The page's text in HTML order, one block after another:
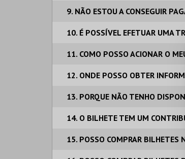
9. NÃO ESTOU A CONSEGUIR
10. É POSSÍVEL EFETUAR UMA
11. COMO POSSO ACIONAR O
12. ONDE POSSO OBTER
13. PORQUE NÃO TENHO
14. O BILHETE TEM UM
15. POSSO COMPRAR BILHETES